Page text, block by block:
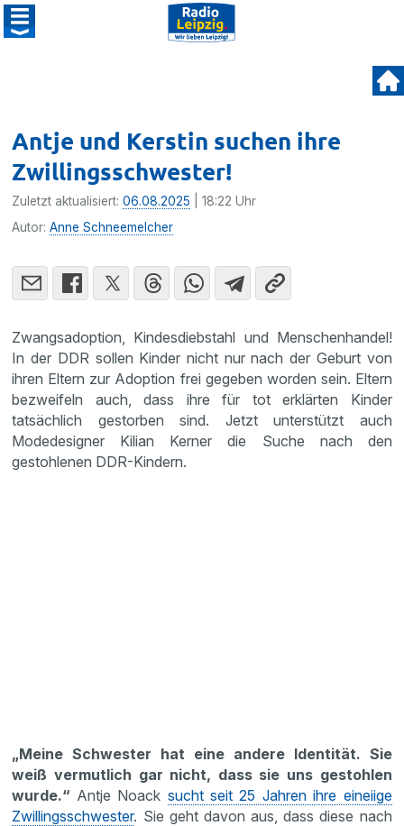
Antje und Kerstin suchen ihre
Zwillingsschwester!
Zuletzt aktualisiert:06.08.2025 | 18:22 Uhr
Autor:Anne Schneemelcher
Zwangsadoption, Kindesdiebstahl und Menschenhandel!
In der DDR sollen Kinder nicht nur nach der Geburt von
ihren Eltern zur Adoption frei gegeben worden sein. Eltern
bezweifeln auch, dass ihre für tot erklärten Kinder
tatsächlich gestorben sind. Jetzt unterstützt auch
Modedesigner Kilian Kerner die Suche nach den
gestohlenen DDR-Kindern.
„Meine Schwester hat eine andere Identität. Sie
weiß vermutlich gar nicht, dass sie uns gestohlen
wurde.“ Antje Noack sucht seit 25 Jahren ihre eineiige
Zwillingsschwester. Sie geht davon aus, dass diese nach